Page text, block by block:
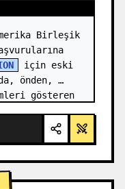
Birleşik
için eski
önden,
gösteren